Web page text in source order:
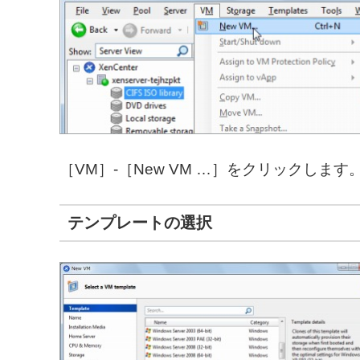
［VM］-［New VM …］をクリックします
テンプレートの選択